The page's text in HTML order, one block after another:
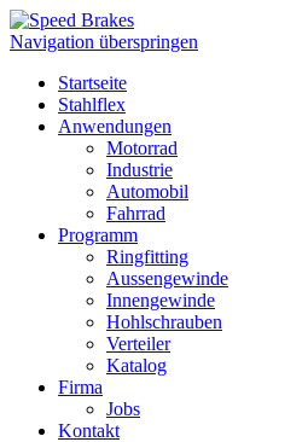
Navigation überspringen
Startseite
Stahlflex
Anwendungen
Motorrad
Industrie
Automobil
Fahrrad
Programm
Ringfitting
Aussengewinde
Innengewinde
Hohlschrauben
Verteiler
Katalog
Firma
Jobs
Kontakt